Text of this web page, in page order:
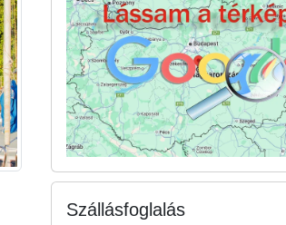
Szállásfoglalás